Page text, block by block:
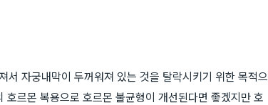
서 자궁내막이 두꺼워져 있는 것을 탈락시키기 위한 목적으
르몬 복용으로 호르몬 불균형이 개선된다면 좋겠지만 호